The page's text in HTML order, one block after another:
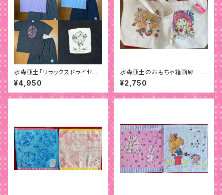
水森亜土「リラックスドライセット
アップ」
¥4,950
水森亜土のおもちゃ箱画廊 BI
Gトートバッグ
¥2,750